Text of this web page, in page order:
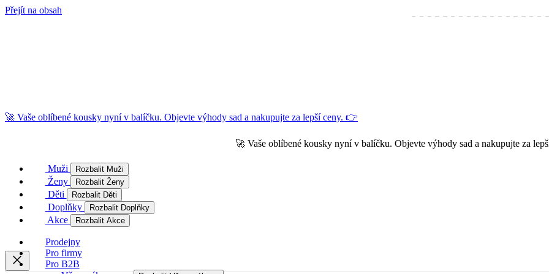
Přejít na obsah
🚀 Vaše oblíbené kousky nyní v balíčku. Objevte výhody sad a nakupujte za lepší ceny. 👉
🚀 Vaše oblíbené kousky nyní v balíčku. Objevte výhody sad a nakupujte za
Muži Rozbalit Muži
Ženy Rozbalit Ženy
Děti Rozbalit Děti
Doplňky Rozbalit Doplňky
Akce Rozbalit Akce
Prodejny
Pro firmy
Pro B2B